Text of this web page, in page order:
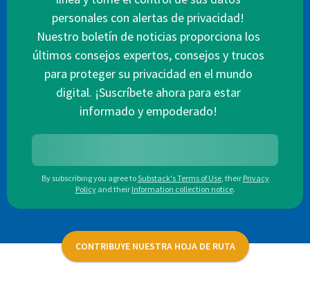
personales con alertas de privacidad!
Nuestro boletín de noticias proporciona los
últimos consejos expertos, consejos y trucos
para proteger su privacidad en el mundo
digital. ¡Suscríbete ahora para estar
informado y empoderado!
By subscribing you agree toSubstack's Terms of Use, their Privacy
Policy and their Information collection notice.
CONTRIBUYE NUESTRA HOJA DE RUTA